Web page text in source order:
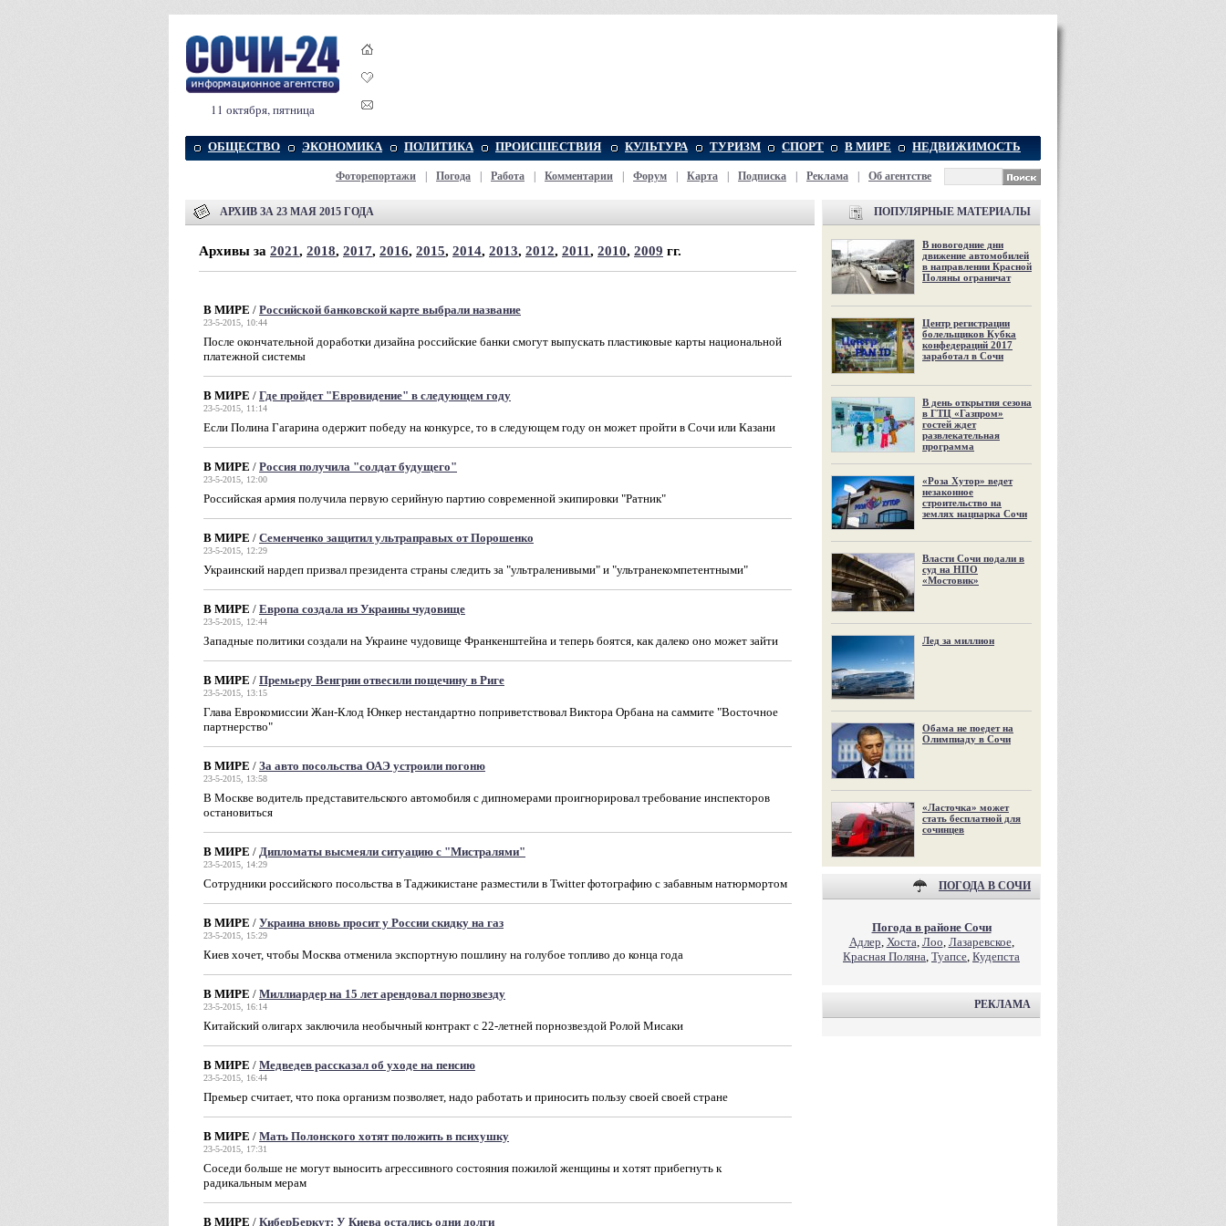
11 октября, пятница
ОБЩЕСТВО ЭКОНОМИКА ПОЛИТИКА ПРОИСШЕСТВИЯ КУЛЬТУРА ТУРИЗМ СПОРТ В МИРЕ НЕДВИЖИМОСТЬ
Фоторепортажи Погода Работа Комментарии Форум Карта Подписка Реклама Об агентстве
АРХИВ ЗА 23 МАЯ 2015 ГОДА
Архивы за 2021, 2018, 2017, 2016, 2015, 2014, 2013, 2012, 2011, 2010, 2009 гг.
В МИРЕ / Российской банковской карте выбрали название
23-5-2015, 10:44
После окончательной доработки дизайна российские банки смогут выпускать пластиковые карты национальной
платежной системы
В МИРЕ / Где пройдет "Евровидение" в следующем году
23-5-2015, 11:14
Если Полина Гагарина одержит победу на конкурсе, то в следующем году он может пройти в Сочи или Казани
В МИРЕ / Россия получила "солдат будущего"
23-5-2015, 12:00
Российская армия получила первую серийную партию современной экипировки "Ратник"
В МИРЕ / Семенченко защитил ультраправых от Порошенко
23-5-2015, 12:29
Украинский нардеп призвал президента страны следить за "ультраленивыми" и "ультранекомпетентными"
В МИРЕ / Европа создала из Украины чудовище
23-5-2015, 12:44
Западные политики создали на Украине чудовище Франкенштейна и теперь боятся, как далеко оно может зайти
В МИРЕ / Премьеру Венгрии отвесили пощечину в Риге
23-5-2015, 13:15
Глава Еврокомиссии Жан-Клод Юнкер нестандартно поприветствовал Виктора Орбана на саммите "Восточное
партнерство"
В МИРЕ / За авто посольства ОАЭ устроили погоню
23-5-2015, 13:58
В Москве водитель представительского автомобиля с дипномерами проигнорировал требование инспекторов
остановиться
В МИРЕ / Дипломаты высмеяли ситуацию с "Мистралями"
23-5-2015, 14:29
Сотрудники российского посольства в Таджикистане разместили в Twitter фотографию с забавным натюрмортом
В МИРЕ / Украина вновь просит у России скидку на газ
23-5-2015, 15:29
Киев хочет, чтобы Москва отменила экcпортную пошлину на голубое топливо до конца года
В МИРЕ / Миллиардер на 15 лет арендовал порнозвезду
23-5-2015, 16:14
Китайский олигарх заключила необычный контракт с 22-летней порнозвездой Ролой Мисаки
В МИРЕ / Медведев рассказал об уходе на пенсию
23-5-2015, 16:44
Премьер считает, что пока организм позволяет, надо работать и приносить пользу своей своей стране
В МИРЕ / Мать Полонского хотят положить в психушку
23-5-2015, 17:31
Соседи больше не могут выносить агрессивного состояния пожилой женщины и хотят прибегнуть к
радикальным мерам
В МИРЕ / КиберБеркут: У Киева остались одни долги
ПОПУЛЯРНЫЕ МАТЕРИАЛЫ
В новогодние дни
движение автомобилей
в направлении Красной
Поляны ограничат
Центр регистрации
болельщиков Кубка
конфедераций 2017
заработал в Сочи
В день открытия сезона
в ГТЦ «Газпром»
гостей ждет
развлекательная
программа
«Роза Хутор» ведет
незаконное
строительство на
землях нацпарка Сочи
Власти Сочи подали в
суд на НПО
«Мостовик»
Лед за миллион
Обама не поедет на
Олимпиаду в Сочи
«Ласточка» может
стать бесплатной для
сочинцев
ПОГОДА В СОЧИ
Погода в районе Сочи
Адлер, Хоста, Лоо, Лазаревское,
Красная Поляна, Туапсе, Кудепста
РЕКЛАМА